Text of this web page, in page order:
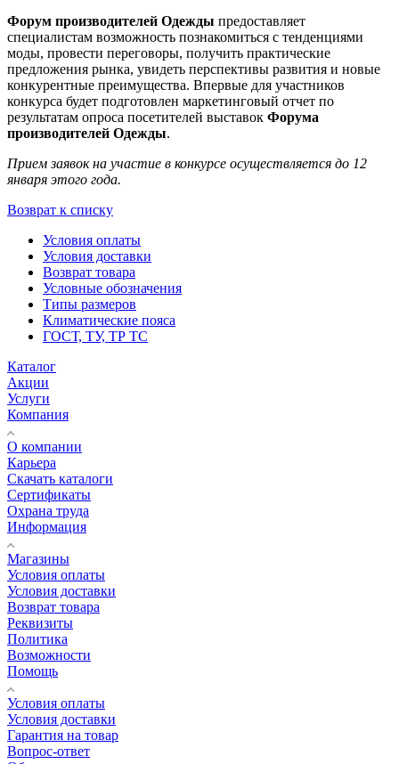
Форум производителей Одежды предоставляет
специалистам возможность познакомиться с тенденциями
моды, провести переговоры, получить практические
предложения рынка, увидеть перспективы развития и новые
конкурентные преимущества. Впервые для участников
конкурса будет подготовлен маркетинговый отчет по
результатам опроса посетителей выставок Форума
производителей Одежды.
Прием заявок на участие в конкурсе осуществляется до 12
января этого года.
Возврат к списку
Условия оплаты
Условия доставки
Возврат товара
Условные обозначения
Типы размеров
Климатические пояса
ГОСТ, ТУ, ТР ТС
Каталог
Акции
Услуги
Компания
О компании
Карьера
Cкачать каталоги
Сертификаты
Охрана труда
Информация
Магазины
Условия оплаты
Условия доставки
Возврат товара
Реквизиты
Политика
Возможности
Помощь
Условия оплаты
Условия доставки
Гарантия на товар
Вопрос-ответ